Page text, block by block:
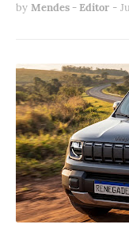
by Mendes - Editor -